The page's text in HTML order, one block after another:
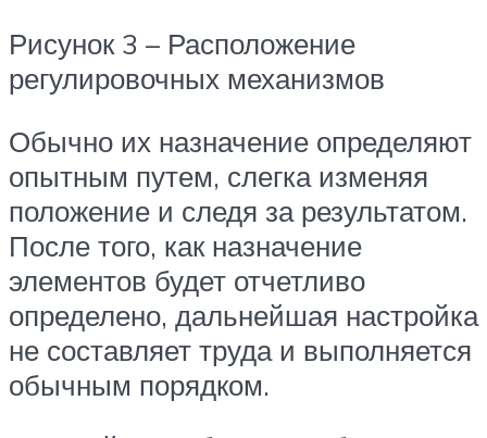
Рисунок 3 – Расположение
регулировочных механизмов
Обычно их назначение определяют
опытным путем, слегка изменяя
положение и следя за результатом.
После того, как назначение
элементов будет отчетливо
определено, дальнейшая настройка
не составляет труда и выполняется
обычным порядком.